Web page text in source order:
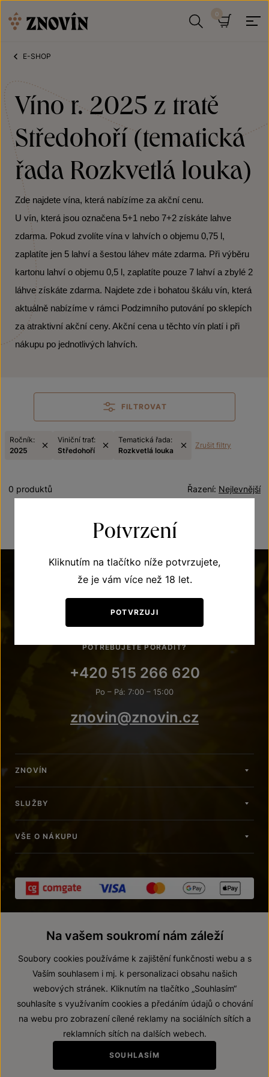
E-SHOP
Víno r. 2025 z tratě
Středohoří (tematická
řada Rozkvetlá louka)
Zde najdete vína, která nabízíme za akční cenu.
U vín, která jsou označena 5+1 nebo 7+2 získáte lahve
zdarma. Pokud zvolíte vína v lahvích o objemu 0,75 l,
zaplatíte jen 5 lahví a šestou láhev máte zdarma. Při výběru
kartonu lahví o objemu 0,5 l, zaplatíte pouze 7 lahví a zbylé 2
láhve získáte zdarma. Najdete zde i bohatou škálu vín, která
aktuálně nabízíme v rámci Podzimního putování po sklepích
za atraktivní akční ceny. Akční cena u těchto vín platí i při
nákupu po jednotlivých lahvích.
FILTROVAT
Ročník:
2025
Viniční trať:
Středohoří
Tematická řada:
Rozkvetlá louka
Zrušit filtry
Nejlevnější
Řazení:
0 produktů
POTŘEBUJETE PORADIT?
+420 515 266 620
Po – Pá: 7:00 – 15:00
znovin@znovin.cz
ZNOVÍN
SLUŽBY
VŠE O NÁKUPU
© 2026 ZNOVÍN ZNOJMO, a. s.
Prohlášení o přístupnosti
Zákaz prodeje alkoholických nápojů osobám mladším 18 let.
Potvrzení
Kliknutím na tlačítko níže potvrzujete,
že je vám více než 18 let.
POTVRZUJI
Na vašem soukromí nám záleží
Soubory cookies používáme k zajištění funkčnosti webu a s
Vaším souhlasem i mj. k personalizaci obsahu našich
webových stránek. Kliknutím na tlačítko „Souhlasím“
souhlasíte s využívaním cookies a předáním údajů o chování
na webu pro zobrazení cílené reklamy na sociálních sítích a
reklamních sítích na dalších webech.
SOUHLASÍM